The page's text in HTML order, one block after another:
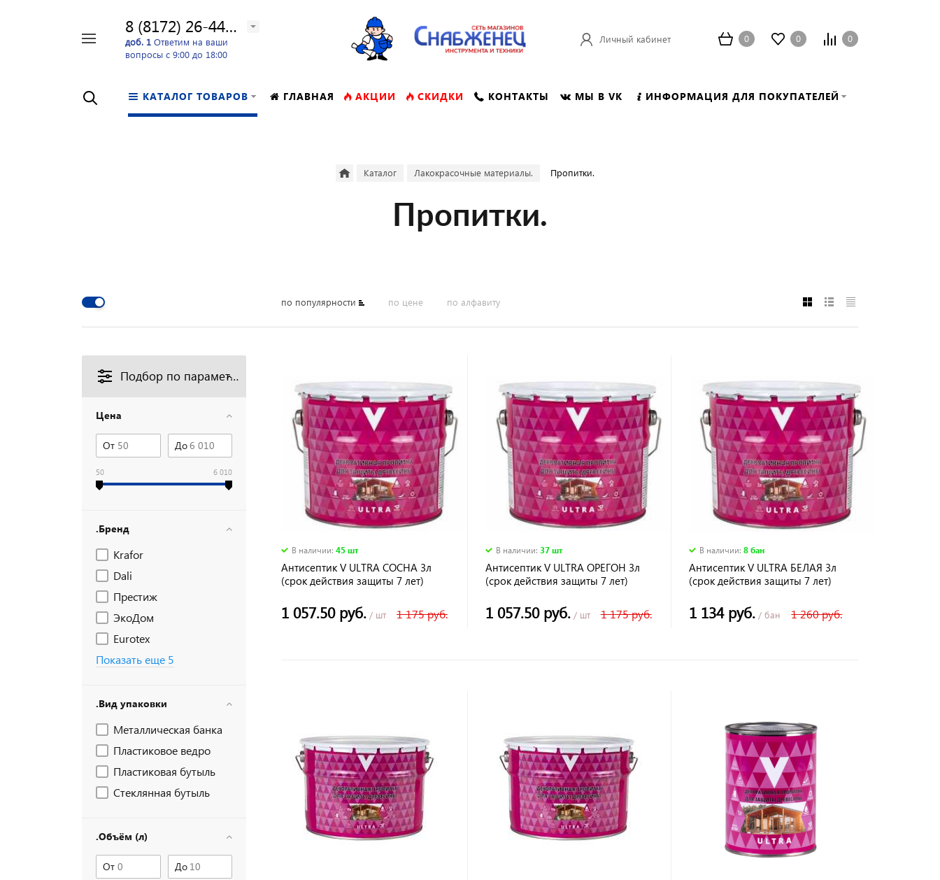
8 (8172) 26-44-24
доб. 1 Ответим на ваши
вопросы с 9:00 до 18:00
Личный кабинет 0 0 0
КАТАЛОГ ТОВАРОВ ГЛАВНАЯ АКЦИИ СКИДКИ КОНТАКТЫ МЫ В VK ИНФОРМАЦИЯ ДЛЯ ПОКУПАТЕЛЕЙ
Каталог Лакокрасочные материалы. Пропитки.
Пропитки.
по популярности по цене по алфавиту
Подбор по параметрам
Цена
От До
50 6 010
.Бренд
Krafor
Dali
Престиж
ЭкоДом
Eurotex
Показать еще 5
.Вид упаковки
Металлическая банка
Пластиковое ведро
Пластиковая бутыль
Стеклянная бутыль
.Объём (л)
От До
В наличии: 45 шт
Антисептик V ULTRA СОСНА 3л
(срок действия защиты 7 лет)
1 057.50 руб. / шт 1 175 руб.
В наличии: 37 шт
Антисептик V ULTRA ОРЕГОН 3л
(срок действия защиты 7 лет)
1 057.50 руб./ шт 1 175 руб.
В наличии:8 бан
Антисептик V ULTRA БЕЛАЯ 3л
(срок действия защиты 7 лет)
1 134 руб. / бан 1 260 руб.